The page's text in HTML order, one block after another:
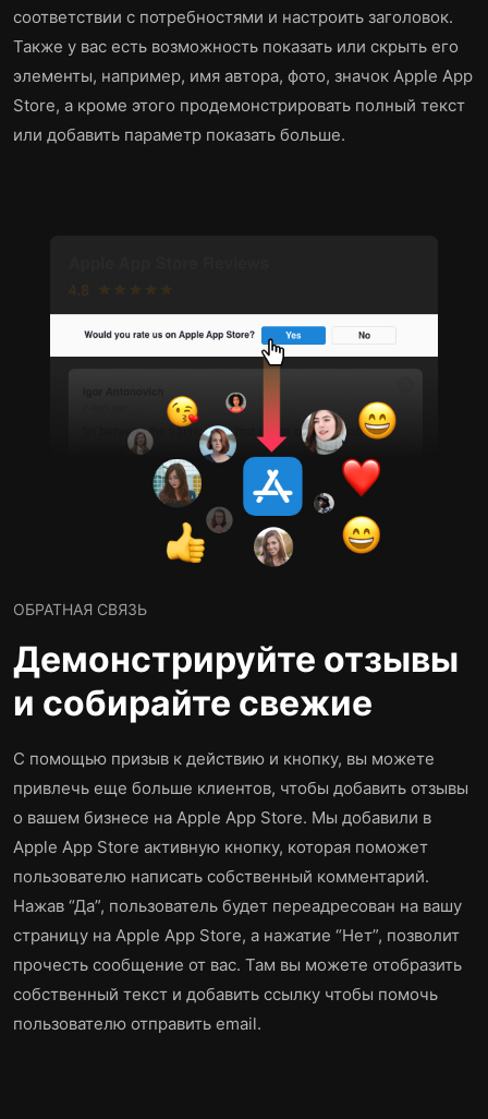
соответствии с потребностями и настроить заголовок.
Также у вас есть возможность показать или скрыть его
элементы, например, имя автора, фото, значок Apple App
Store, а кроме этого продемонстрировать полный текст
или добавить параметр показать больше.
ОБРАТНАЯ СВЯЗЬ
Демонстрируйте отзывы
и собирайте свежие
С помощью призыв к действию и кнопку, вы можете
привлечь еще больше клиентов, чтобы добавить отзывы
о вашем бизнесе на Apple App Store. Мы добавили в
Apple App Store активную кнопку, которая поможет
пользователю написать собственный комментарий.
Нажав “Да”, пользователь будет переадресован на вашу
страницу на Apple App Store, а нажатие “Нет”, позволит
прочесть сообщение от вас. Там вы можете отобразить
собственный текст и добавить ссылку чтобы помочь
пользователю отправить email.